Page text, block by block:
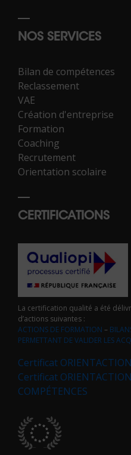
NOS SERVICES
Bilan de compétences
Reclassement
VAE
Création d'entreprise
Formation
Coaching
Recrutement
Orientation scolaire
CERTIFICATIONS
La certification qualité a été
d’actions suivantes :
ACTIONS DE FORMATION –
PERMETTANT DE VALIDER LES
Certificat ORIENTACTION
Certificat
COMPÉTENCES